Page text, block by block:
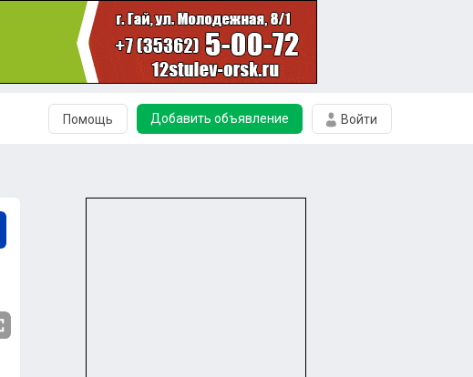
Помощь Добавить объявление Войти